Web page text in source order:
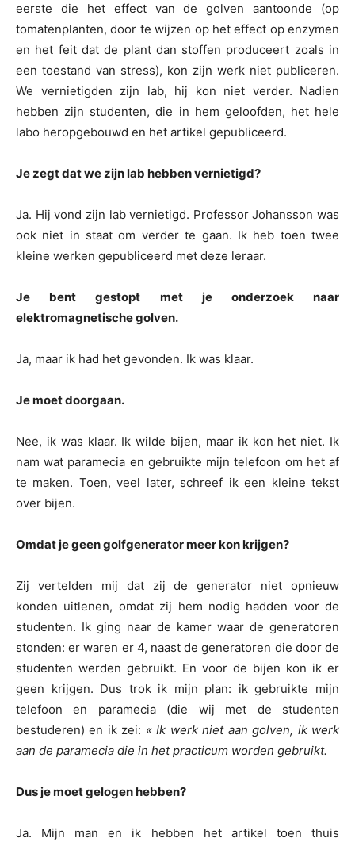
eerste die het effect van de golven aantoonde (op
tomatenplanten, door te wijzen op het effect op enzymen
en het feit dat de plant dan stoffen produceert zoals in
een toestand van stress), kon zijn werk niet publiceren.
We vernietigden zijn lab, hij kon niet verder. Nadien
hebben zijn studenten, die in hem geloofden, het hele
labo heropgebouwd en het artikel gepubliceerd.
Je zegt dat we zijn lab hebben vernietigd?
Ja. Hij vond zijn lab vernietigd. Professor Johansson was
ook niet in staat om verder te gaan. Ik heb toen twee
kleine werken gepubliceerd met deze leraar.
Je bent gestopt met je onderzoek naar
elektromagnetische golven.
Ja, maar ik had het gevonden. Ik was klaar.
Je moet doorgaan.
Nee, ik was klaar. Ik wilde bijen, maar ik kon het niet. Ik
nam wat paramecia en gebruikte mijn telefoon om het af
te maken. Toen, veel later, schreef ik een kleine tekst
over bijen.
Omdat je geen golfgenerator meer kon krijgen?
Zij vertelden mij dat zij de generator niet opnieuw
konden uitlenen, omdat zij hem nodig hadden voor de
studenten. Ik ging naar de kamer waar de generatoren
stonden: er waren er 4, naast de generatoren die door de
studenten werden gebruikt. En voor de bijen kon ik er
geen krijgen. Dus trok ik mijn plan: ik gebruikte mijn
telefoon en paramecia (die wij met de studenten
bestuderen) en ik zei: « Ik werk niet aan golven, ik werk
aan de paramecia die in het practicum worden gebruikt.
Dus je moet gelogen hebben?
Ja. Mijn man en ik hebben het artikel toen thuis